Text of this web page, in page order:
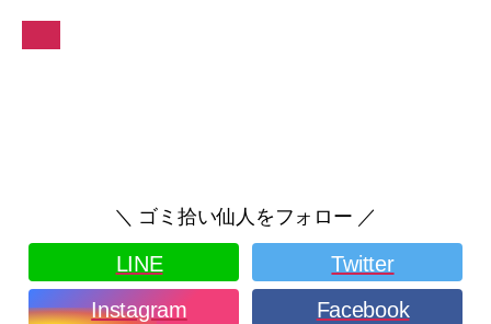
＼ ゴミ拾い仙人をフォロー ／
LINE
Twitter
Instagram
Facebook